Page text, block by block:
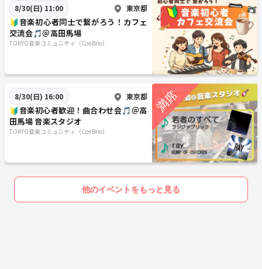
8/30(日) 11:00 東京都
🔰音楽初心者同士で繋がろう！カフェ
交流会🎵＠高田馬場
TOKYO音楽コミュニティ（ConBrio）
8/30(日) 16:00 東京都
🔰音楽初心者歓迎！曲合わせ会🎵＠高
田馬場 音楽スタジオ
TOKYO音楽コミュニティ（ConBrio）
他のイベントをもっと見る